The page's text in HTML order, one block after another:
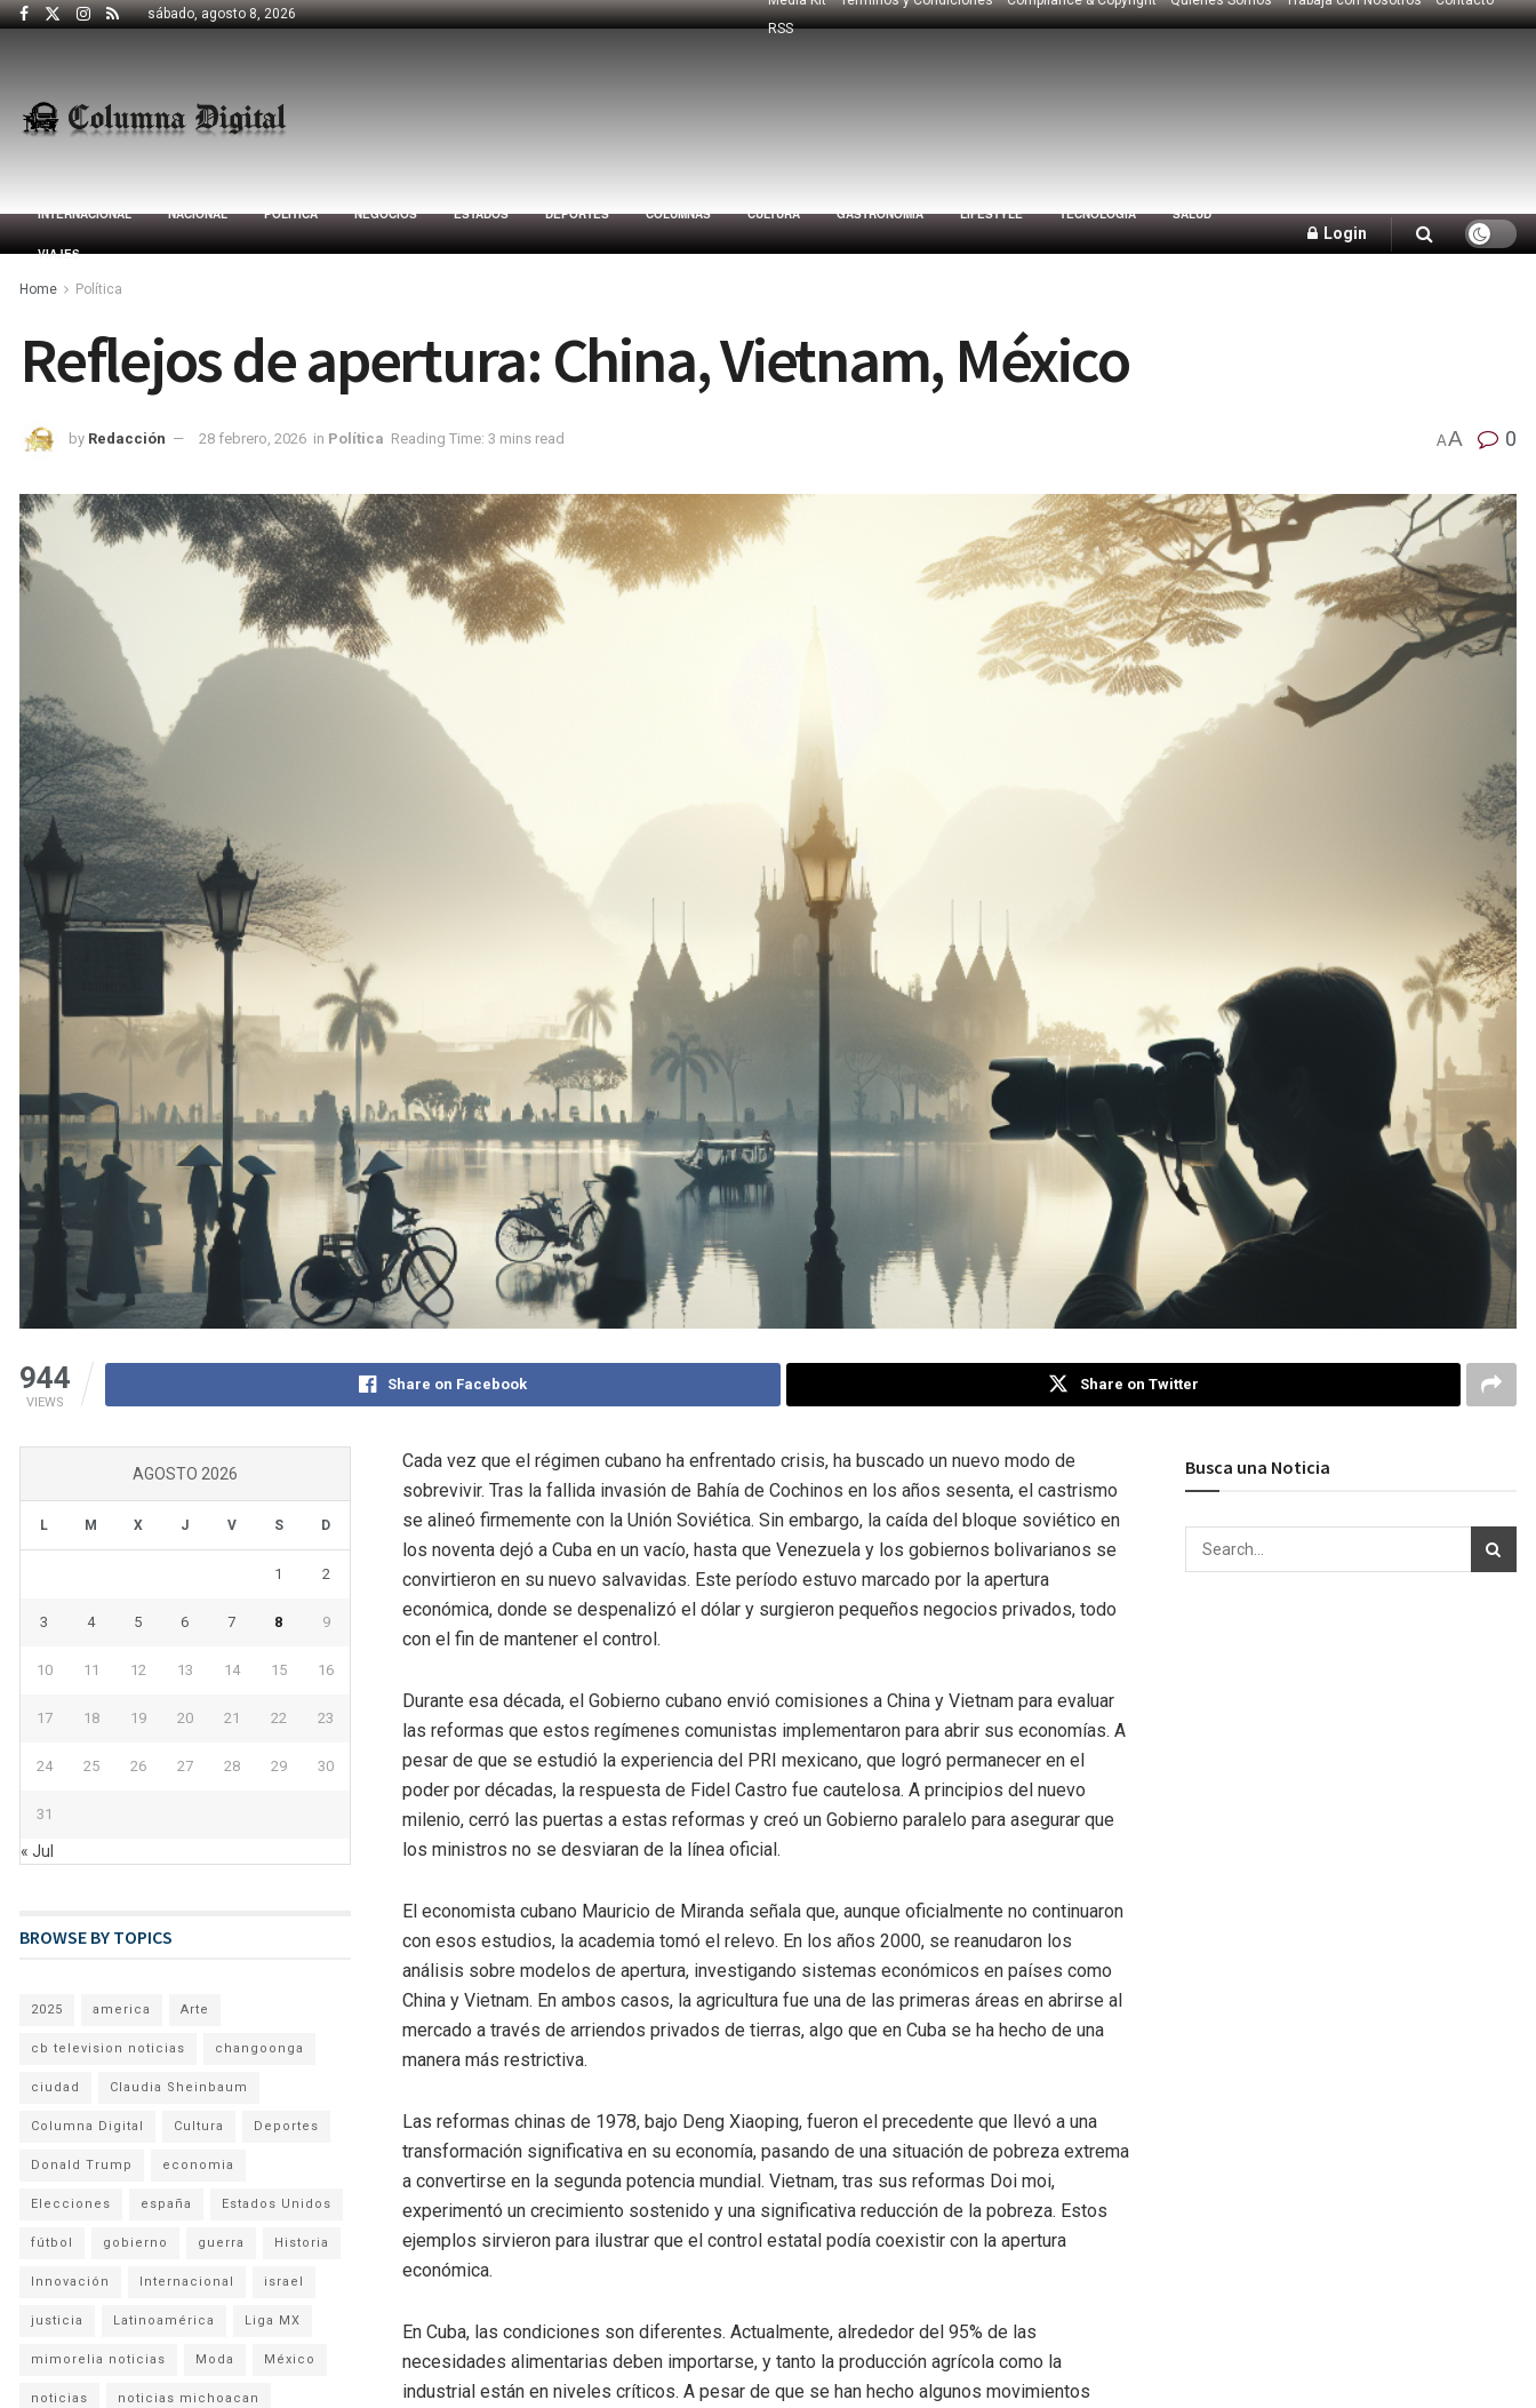
sábado, agosto 8, 2026
RSS
INTERNACIONAL NACIONAL POLÍTICA NEGOCIOS ESTADOS DEPORTES COLUMNAS CULTURA GASTRONOMÍA LIFESTYLE TECNOLOGÍA SALUD
VIAJES
Login
Home Política
Reflejos de apertura: China, Vietnam, México
by Redacción 28 febrero, 2026 in Política Reading Time: 3 mins read AA 0
944
VIEWS
Share on Facebook Share on Twitter
Cada vez que el régimen cubano ha enfrentado crisis, ha buscado un nuevo modo de
sobrevivir. Tras la fallida invasión de Bahía de Cochinos en los años sesenta, el castrismo
se alineó firmemente con la Unión Soviética. Sin embargo, la caída del bloque soviético en
los noventa dejó a Cuba en un vacío, hasta que Venezuela y los gobiernos bolivarianos se
convirtieron en su nuevo salvavidas. Este período estuvo marcado por la apertura
económica, donde se despenalizó el dólar y surgieron pequeños negocios privados, todo
con el fin de mantener el control.
Durante esa década, el Gobierno cubano envió comisiones a China y Vietnam para evaluar
las reformas que estos regímenes comunistas implementaron para abrir sus economías. A
pesar de que se estudió la experiencia del PRI mexicano, que logró permanecer en el
poder por décadas, la respuesta de Fidel Castro fue cautelosa. A principios del nuevo
milenio, cerró las puertas a estas reformas y creó un Gobierno paralelo para asegurar que
los ministros no se desviaran de la línea oficial.
El economista cubano Mauricio de Miranda señala que, aunque oficialmente no continuaron
con esos estudios, la academia tomó el relevo. En los años 2000, se reanudaron los
análisis sobre modelos de apertura, investigando sistemas económicos en países como
China y Vietnam. En ambos casos, la agricultura fue una de las primeras áreas en abrirse al
mercado a través de arriendos privados de tierras, algo que en Cuba se ha hecho de una
manera más restrictiva.
Las reformas chinas de 1978, bajo Deng Xiaoping, fueron el precedente que llevó a una
transformación significativa en su economía, pasando de una situación de pobreza extrema
a convertirse en la segunda potencia mundial. Vietnam, tras sus reformas Doi moi,
experimentó un crecimiento sostenido y una significativa reducción de la pobreza. Estos
ejemplos sirvieron para ilustrar que el control estatal podía coexistir con la apertura
económica.
En Cuba, las condiciones son diferentes. Actualmente, alrededor del 95% de las
necesidades alimentarias deben importarse, y tanto la producción agrícola como la
industrial están en niveles críticos. A pesar de que se han hecho algunos movimientos
AGOSTO 2026
L M X J V S D
1 2
3 4 5 6 7 8 9
10 11 12 13 14 15 16
17 18 19 20 21 22 23
24 25 26 27 28 29 30
31
« Jul
BROWSE BY TOPICS
2025 america Arte
cb television noticias changoonga
ciudad Claudia Sheinbaum
Columna Digital Cultura Deportes
Donald Trump economia
Elecciones españa Estados Unidos
fútbol gobierno guerra Historia
Innovación Internacional israel
justicia Latinoamérica Liga MX
mimorelia noticias Moda México
noticias noticias michoacan
Busca una Noticia